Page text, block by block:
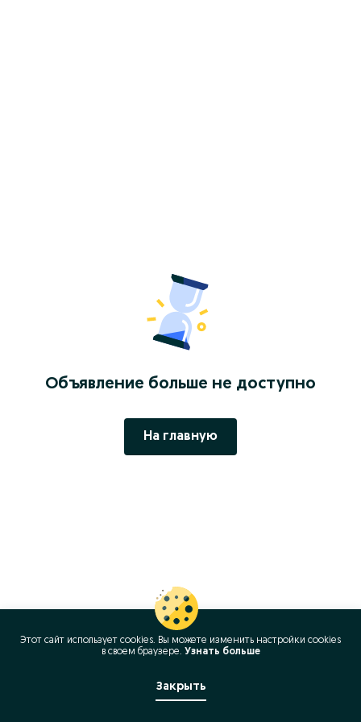
Объявление больше не доступно
На главную
Этот сайт использует cookies. Вы можете изменить настройки cookies
в своeм браузере. Узнать больше
Закрыть